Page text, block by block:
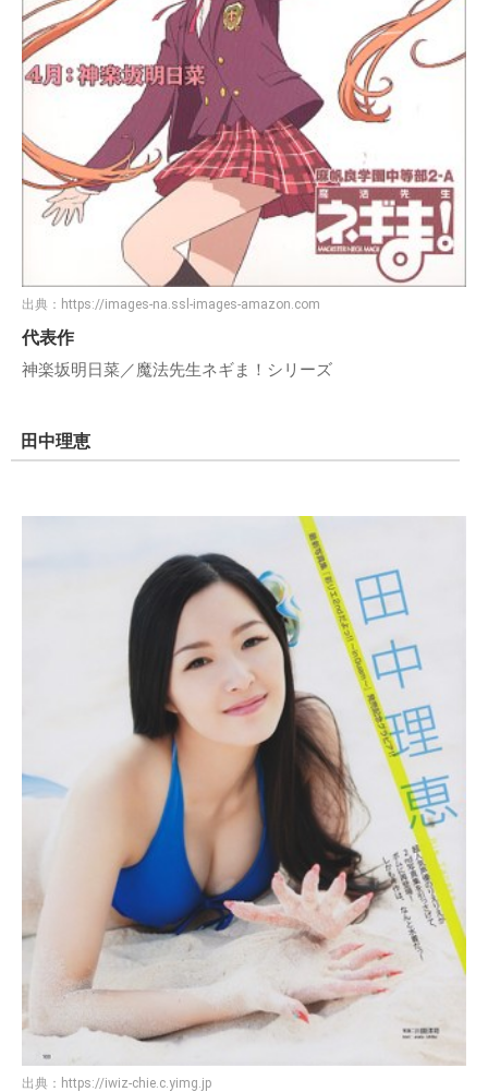
出典： https://images-na.ssl-images-amazon.com
代表作
神楽坂明日菜／魔法先生ネギま！シリーズ
田中理恵
出典： https://iwiz-chie.c.yimg.jp